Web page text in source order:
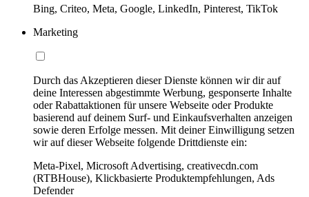
Bing, Criteo, Meta, Google, LinkedIn, Pinterest, TikTok
Marketing
Durch das Akzeptieren dieser Dienste können wir dir auf
deine Interessen abgestimmte Werbung, gesponserte Inhalte
oder Rabattaktionen für unsere Webseite oder Produkte
basierend auf deinem Surf- und Einkaufsverhalten anzeigen
sowie deren Erfolge messen. Mit deiner Einwilligung setzen
wir auf dieser Webseite folgende Drittdienste ein:
Meta-Pixel, Microsoft Advertising, creativecdn.com
(RTBHouse), Klickbasierte Produktempfehlungen, Ads
Defender